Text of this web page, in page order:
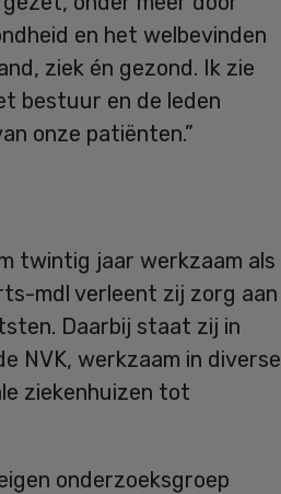
en het welbevinden
ziek én gezond. Ik zie
bestuur en de leden
onze patiënten.”
twintig jaar werkzaam als
mdl verleent zij zorg aan
Daarbij staat zij in
NVK, werkzaam in diverse
ziekenhuizen tot
onderzoeksgroep